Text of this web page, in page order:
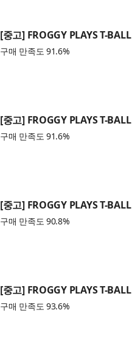
[중고] FROGGY PLAYS T-BALL
구매 만족도 91.6%
[중고] FROGGY PLAYS T-BALL
구매 만족도 91.6%
[중고] FROGGY PLAYS T-BALL
구매 만족도 90.8%
[중고] FROGGY PLAYS T-BALL
구매 만족도 93.6%